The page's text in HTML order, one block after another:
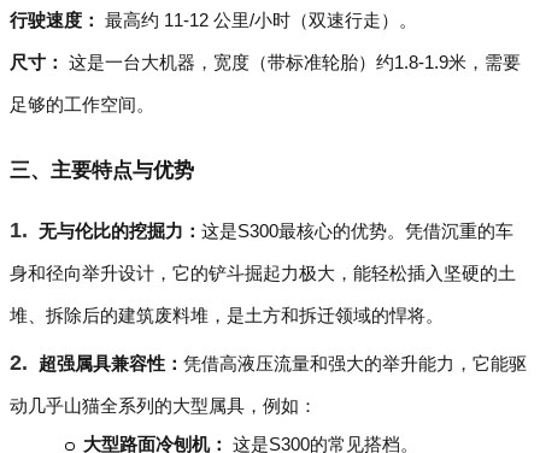
行驶速度： 最高约 11-12 公里/小时（双速行走）。
尺寸： 这是一台大机器，宽度（带标准轮胎）约1.8-1.9米，需要
足够的工作空间。
三、主要特点与优势
无与伦比的挖掘力： 这是S300最核心的优势。凭借沉重的车
身和径向举升设计，它的铲斗掘起力极大，能轻松插入坚硬的土
堆、拆除后的建筑废料堆，是土方和拆迁领域的悍将。
超强属具兼容性： 凭借高液压流量和强大的举升能力，它能驱
动几乎山猫全系列的大型属具，例如：
大型路面冷刨机： 这是S300的常见搭档。